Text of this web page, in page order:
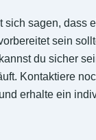
sich sagen, dass
sein
kannst du sicher
Kontaktiere
und erhalte ein